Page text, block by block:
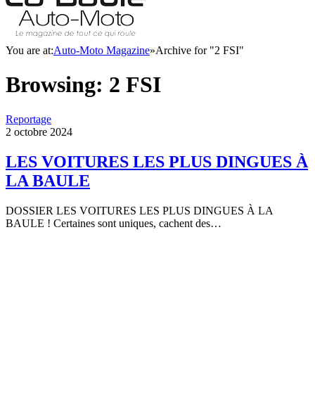
You are at:Auto-Moto Magazine»Archive for "2 FSI"
Browsing: 2 FSI
Reportage
2 octobre 2024
LES VOITURES LES PLUS DINGUES À
LA BAULE
DOSSIER LES VOITURES LES PLUS DINGUES À LA
BAULE ! Certaines sont uniques, cachent des…